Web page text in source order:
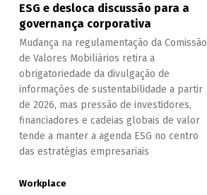
ESG e desloca discussão para a
governança corporativa
Mudança na regulamentação da Comissão
de Valores Mobiliários retira a
obrigatoriedade da divulgação de
informações de sustentabilidade a partir
de 2026, mas pressão de investidores,
financiadores e cadeias globais de valor
tende a manter a agenda ESG no centro
das estratégias empresariais
Workplace